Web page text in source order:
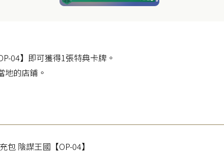
04】即可獲得1張特典卡牌。
地的店鋪。
包 陰謀王國【OP-04】